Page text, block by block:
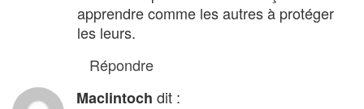
apprendre comme les autres à protéger
les leurs.
Répondre
Maclintoch dit :